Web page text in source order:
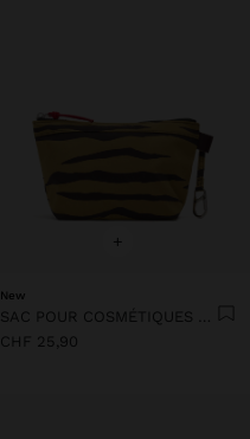
+
New
CHF 25,90